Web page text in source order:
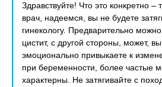
Здравствуйте! Что это конкретно –
врач, надеемся, вы не будете
гинекологу. Предварительно
цистит, с другой стороны, может,
эмоционально привыкаете к
при беременности, более частые
характерны. Не затягивайте с